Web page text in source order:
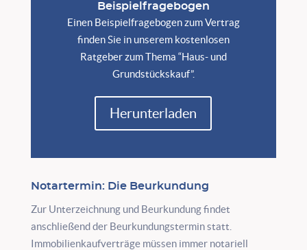
Beispielfragebogen
Einen Beispielfragebogen zum Vertrag
finden Sie in unserem kostenlosen
Ratgeber zum Thema “Haus- und
Grundstückskauf”.
Herunterladen
Notartermin: Die Beurkundung
Zur Unterzeichnung und Beurkundung findet
anschließend der Beurkundungstermin statt.
Immobilienkaufverträge müssen immer notariell